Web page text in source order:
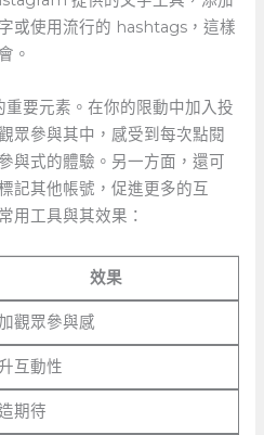
或使用流行的 hashtags，這樣
。
重要元素。在你的限動中加入投
眾參與其中，感受到每次點閱
與式的體驗。另一方面，還可
記其他帳號，促進更多的互
用工具與其效果：
效果
觀眾參與感
互動性
期待